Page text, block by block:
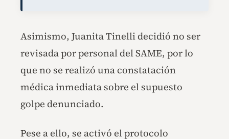
Asimismo, Juanita Tinelli decidió no ser
revisada por personal del SAME, por lo
que no se realizó una constatación
médica inmediata sobre el supuesto
golpe denunciado.
Pese a ello, se activó el protocolo